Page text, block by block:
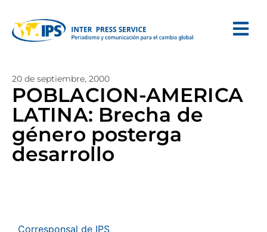
20 de septiembre, 2000
POBLACION-AMERICA
LATINA: Brecha de
género posterga
desarrollo
Corresponsal de IPS